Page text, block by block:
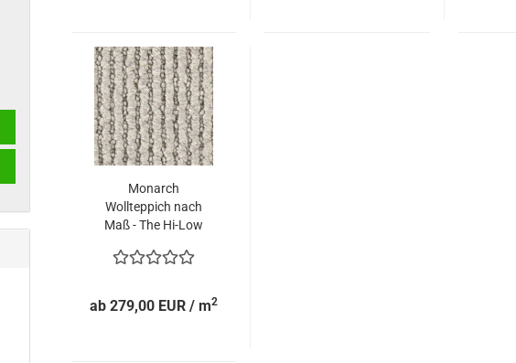
Monarch
Wollteppich nach
Maß - The Hi-Low
ab 279,00 EUR / m2